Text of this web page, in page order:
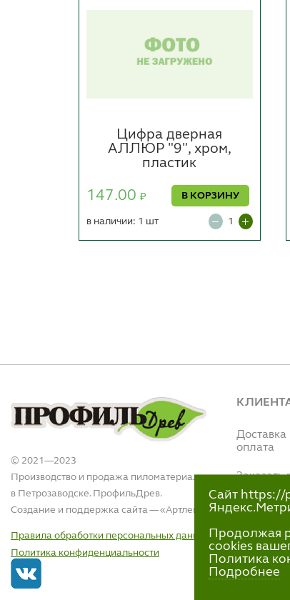
Цифра дверная
АЛЛЮР "9", хром,
пластик
147.00 ₽ В КОРЗИНУ
в наличии: 1 шт
© 2021—2023
Производство и продажа пиломатериалов
в Петрозаводске. ПрофильДрев.
Создание и поддержка сайта — «Артлекс
Правила обработки персональных данных
Политика конфиденциальности
Доставка
оплата
Заказать
Интернет
+7 (911)-
пн-пт 9:00
Сайт https://
Продолжая
cookies
Политика
Подробнее